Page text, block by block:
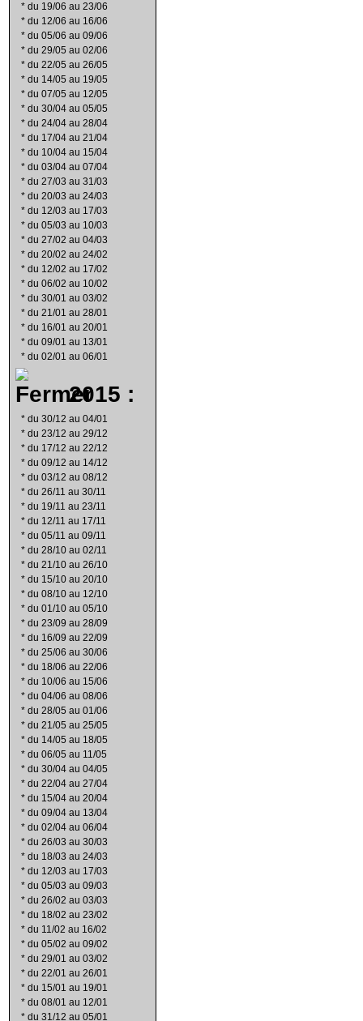
* du 19/06 au 23/06
* du 12/06 au 16/06
* du 05/06 au 09/06
* du 29/05 au 02/06
* du 22/05 au 26/05
* du 14/05 au 19/05
* du 07/05 au 12/05
* du 30/04 au 05/05
* du 24/04 au 28/04
* du 17/04 au 21/04
* du 10/04 au 15/04
* du 03/04 au 07/04
* du 27/03 au 31/03
* du 20/03 au 24/03
* du 12/03 au 17/03
* du 05/03 au 10/03
* du 27/02 au 04/03
* du 20/02 au 24/02
* du 12/02 au 17/02
* du 06/02 au 10/02
* du 30/01 au 03/02
* du 21/01 au 28/01
* du 16/01 au 20/01
* du 09/01 au 13/01
* du 02/01 au 06/01
2015 :
* du 30/12 au 04/01
* du 23/12 au 29/12
* du 17/12 au 22/12
* du 09/12 au 14/12
* du 03/12 au 08/12
* du 26/11 au 30/11
* du 19/11 au 23/11
* du 12/11 au 17/11
* du 05/11 au 09/11
* du 28/10 au 02/11
* du 21/10 au 26/10
* du 15/10 au 20/10
* du 08/10 au 12/10
* du 01/10 au 05/10
* du 23/09 au 28/09
* du 16/09 au 22/09
* du 25/06 au 30/06
* du 18/06 au 22/06
* du 10/06 au 15/06
* du 04/06 au 08/06
* du 28/05 au 01/06
* du 21/05 au 25/05
* du 14/05 au 18/05
* du 06/05 au 11/05
* du 30/04 au 04/05
* du 22/04 au 27/04
* du 15/04 au 20/04
* du 09/04 au 13/04
* du 02/04 au 06/04
* du 26/03 au 30/03
* du 18/03 au 24/03
* du 12/03 au 17/03
* du 05/03 au 09/03
* du 26/02 au 03/03
* du 18/02 au 23/02
* du 11/02 au 16/02
* du 05/02 au 09/02
* du 29/01 au 03/02
* du 22/01 au 26/01
* du 15/01 au 19/01
* du 08/01 au 12/01
* du 31/12 au 05/01